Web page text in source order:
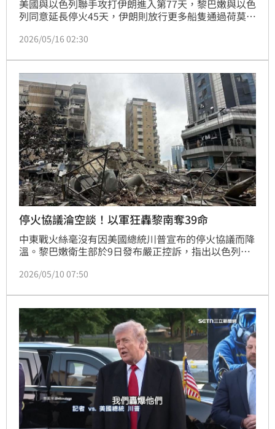
美國與以色列聯手攻打伊朗進入第77天，黎巴嫩與以色
列同意延長停火45天，伊朗則放行更多船隻通過荷莫茲
2026/05/16 02:30
停火協議淪空談！以軍狂轟黎南奪39命
中東戰火絲毫沒有因美國總統川普宣布的停火協議而降
溫。黎巴嫩衛生部於9日發布嚴正控訴，指出以色列在
39人不幸喪生。災情最慘重的地區集中在南部小鎮薩克
中包含多名年幼孩童。在納巴泰地區更傳出令人心碎的
攻擊事件，一對敘利亞籍父女在死裡逃生後，父親仍命
喪無人機的連續追擊，而年僅12歲的女童雖身受重傷，
目前正與死神
2026/05/10 07:50